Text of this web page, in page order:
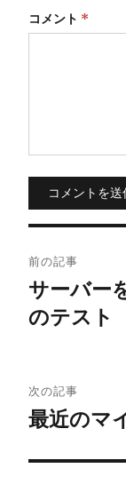
コメント *
コメントを送
稿
ナ
ゲ
ー
シ
前の記事
サーバー
のテスト
次の記事
最近のマ